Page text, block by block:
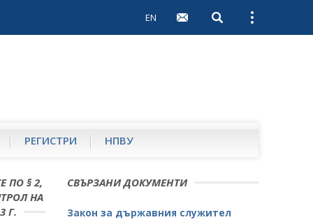
EN Open search
Open
РЕГИСТРИ НПВУ
ПО § 2,
НА
Г.
СВЪРЗАНИ ДОКУМЕНТИ
Закон за държавния служител